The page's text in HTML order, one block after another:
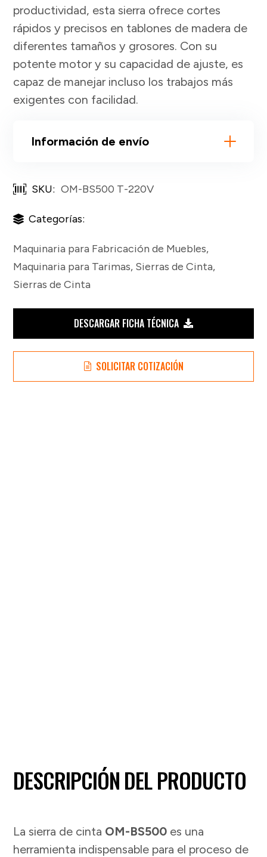
productividad, esta sierra ofrece cortes
rápidos y precisos en tablones de madera de
diferentes tamaños y grosores. Con su
potente motor y su capacidad de ajuste, es
capaz de manejar incluso los trabajos más
exigentes con facilidad.
Información de envío
SKU: OM-BS500 T-220V
Categorías:
Maquinaria para Fabricación de Muebles,
Maquinaria para Tarimas, Sierras de Cinta,
Sierras de Cinta
DESCARGAR FICHA TÉCNICA
SOLICITAR COTIZACIÓN
DESCRIPCIÓN DEL PRODUCTO
La sierra de cinta OM-BS500 es una
herramienta indispensable para el proceso de